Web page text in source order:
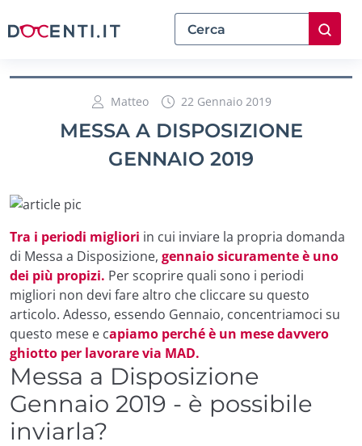
Matteo 22 Gennaio 2019
MESSA A DISPOSIZIONE
GENNAIO 2019
Tra i periodi migliori in cui inviare la propria domanda
di Messa a Disposizione, gennaio sicuramente è uno
dei più propizi. Per scoprire quali sono i periodi
migliori non devi fare altro che cliccare su questo
articolo. Adesso, essendo Gennaio, concentriamoci su
questo mese e capiamo perché è un mese davvero
ghiotto per lavorare via MAD.
Messa a Disposizione
Gennaio 2019 - è possibile
inviarla?